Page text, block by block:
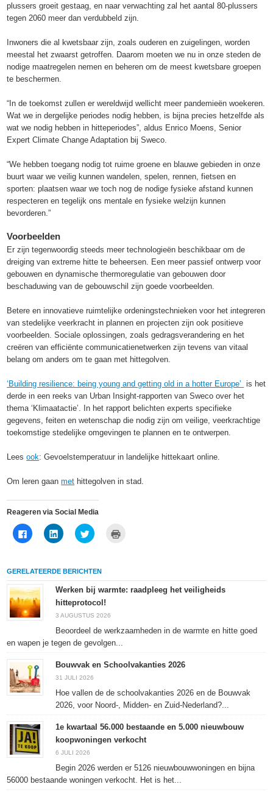
plussers groeit gestaag, en naar verwachting zal het aantal 80-plussers
tegen 2060 meer dan verdubbeld zijn.
Inwoners die al kwetsbaar zijn, zoals ouderen en zuigelingen, worden
meestal het zwaarst getroffen. Daarom moeten we nu in onze steden de
nodige maatregelen nemen en beheren om de meest kwetsbare groepen
te beschermen.
“In de toekomst zullen er wereldwijd wellicht meer pandemieën woekeren.
Wat we in dergelijke periodes nodig hebben, is bijna precies hetzelfde als
wat we nodig hebben in hitteperiodes”, aldus Enrico Moens, Senior
Expert Climate Change Adaptation bij Sweco.
“We hebben toegang nodig tot ruime groene en blauwe gebieden in onze
buurt waar we veilig kunnen wandelen, spelen, rennen, fietsen en
sporten: plaatsen waar we toch nog de nodige fysieke afstand kunnen
respecteren en tegelijk ons mentale en fysieke welzijn kunnen
bevorderen.”
Voorbeelden
Er zijn tegenwoordig steeds meer technologieën beschikbaar om de
dreiging van extreme hitte te beheersen. Een meer passief ontwerp voor
gebouwen en dynamische thermoregulatie van gebouwen door
beschaduwing van de gebouwschil zijn goede voorbeelden.
Betere en innovatieve ruimtelijke ordeningstechnieken voor het integreren
van stedelijke veerkracht in plannen en projecten zijn ook positieve
voorbeelden. Sociale oplossingen, zoals gedragsverandering en het
creëren van efficiënte communicatienetwerken zijn tevens van vitaal
belang om anders om te gaan met hittegolven.
‘Building resilience: being young and getting old in a hotter Europe’ is het
derde in een reeks van Urban Insight-rapporten van Sweco over het
thema ‘Klimaatactie’. In het rapport belichten experts specifieke
gegevens, feiten en wetenschap die nodig zijn om veilige, veerkrachtige
toekomstige stedelijke omgevingen te plannen en te ontwerpen.
Leesook: Gevoelstemperatuur in landelijke hittekaart online.
Om leren gaanmet hittegolven in stad.
Reageren via Social Media
Klik
om
Facebook
(Wordt
een
nieuw
venster
geopend)
Klik
om
delen
(Wordt
een
nieuw
venster
geopend)
Klik
om
Twitter
(Wordt
een
nieuw
venster
geopend)
nieuw
GERELATEERDE BERICHTEN
Werken bij warmte: raadpleeg het veiligheids
hitteprotocol!
3 AUGUSTUS 2026
Beoordeel de werkzaamheden in de warmte en hitte goed
en wapen je tegen de gevolgen...
Bouwvak en Schoolvakanties 2026
31 JULI 2026
Hoe vallen de de schoolvakanties 2026 en de Bouwvak
2026, voor Noord-, Midden- en Zuid-Nederland?...
1e kwartaal 56.000 bestaande en 5.000 nieuwbouw
koopwoningen verkocht
6 JULI 2026
Begin 2026 werden er 5126 nieuwbouwwoningen en bijna
56000 bestaande woningen verkocht. Het is het...